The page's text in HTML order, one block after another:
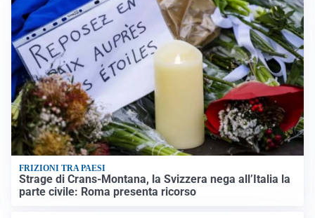
FRIZIONI TRA PAESI
Strage di Crans-Montana, la Svizzera nega all’Italia la
parte civile: Roma presenta ricorso